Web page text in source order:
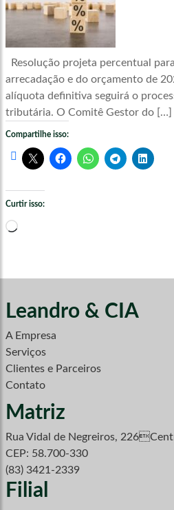
Resolução projeta percentual
arrecadação e do orçamento de
alíquota definitiva seguirá o
tributária. O Comitê Gestor do […]
Compartilhe isso:
Curtir isso:
Carregando...
Leandro & CIA
A Empresa
Serviços
Clientes e Parceiros
Contato
Matriz
Rua Vidal de Negreiros,
CEP: 58.700-330
(83) 3421-2339
Filial